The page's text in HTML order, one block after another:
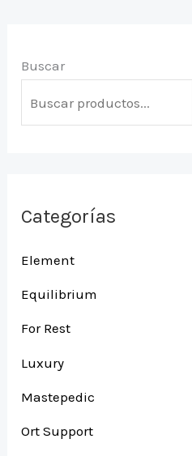
Buscar
Categorías
Element
Equilibrium
For Rest
Luxury
Mastepedic
Ort Support